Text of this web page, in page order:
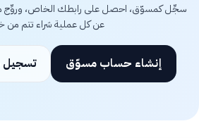
سجِّل كمسوّق، احصل على رابطك الخاص، وروِّج
عن كل عملية شراء تتم من
إنشاء حساب مسوّق تسجيل